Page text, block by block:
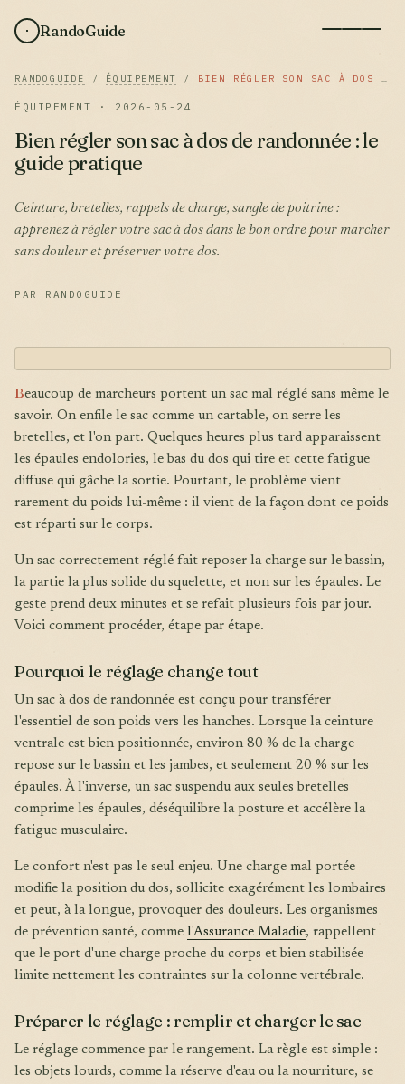
RandoGuide
RANDOGUIDE / ÉQUIPEMENT / BIEN RÉGLER SON SAC À DOS DE RANDONNÉE : LE GUIDE PRATIQUE
ÉQUIPEMENT · 2026-05-24
Bien régler son sac à dos de randonnée : le
guide pratique
Ceinture, bretelles, rappels de charge, sangle de poitrine :
apprenez à régler votre sac à dos dans le bon ordre pour marcher
sans douleur et préserver votre dos.
PAR RANDOGUIDE
Beaucoup de marcheurs portent un sac mal réglé sans même le
savoir. On enfile le sac comme un cartable, on serre les
bretelles, et l'on part. Quelques heures plus tard apparaissent
les épaules endolories, le bas du dos qui tire et cette fatigue
diffuse qui gâche la sortie. Pourtant, le problème vient
rarement du poids lui-même : il vient de la façon dont ce poids
est réparti sur le corps.
Un sac correctement réglé fait reposer la charge sur le bassin,
la partie la plus solide du squelette, et non sur les épaules. Le
geste prend deux minutes et se refait plusieurs fois par jour.
Voici comment procéder, étape par étape.
Pourquoi le réglage change tout
Un sac à dos de randonnée est conçu pour transférer
l'essentiel de son poids vers les hanches. Lorsque la ceinture
ventrale est bien positionnée, environ 80 % de la charge
repose sur le bassin et les jambes, et seulement 20 % sur les
épaules. À l'inverse, un sac suspendu aux seules bretelles
comprime les épaules, déséquilibre la posture et accélère la
fatigue musculaire.
Le confort n'est pas le seul enjeu. Une charge mal portée
modifie la position du dos, sollicite exagérément les lombaires
et peut, à la longue, provoquer des douleurs. Les organismes
de prévention santé, comme l'Assurance Maladie, rappellent
que le port d'une charge proche du corps et bien stabilisée
limite nettement les contraintes sur la colonne vertébrale.
Préparer le réglage : remplir et charger le sac
Le réglage commence par le rangement. La règle est simple :
les objets lourds, comme la réserve d'eau ou la nourriture, se